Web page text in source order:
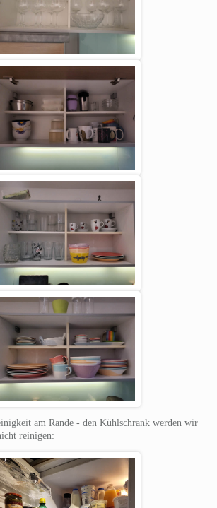
am Rande - den Kühlschrank werden wir
reinigen: